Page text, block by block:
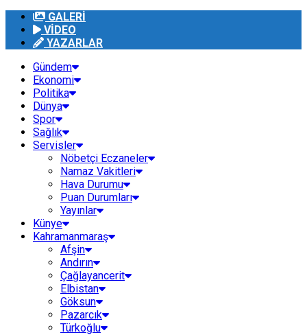
GALERİ
VİDEO
YAZARLAR
Gündem
Ekonomi
Politika
Dünya
Spor
Sağlık
Servisler
Nöbetçi Eczaneler
Namaz Vakitleri
Hava Durumu
Puan Durumları
Yayınlar
Künye
Kahramanmaraş
Afşin
Andırın
Çağlayancerit
Elbistan
Göksun
Pazarcık
Türkoğlu